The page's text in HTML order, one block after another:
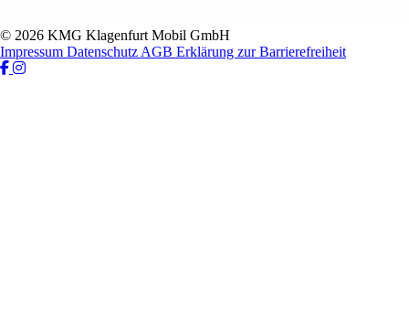
© 2026 KMG Klagenfurt Mobil GmbH
Impressum Datenschutz AGB Erklärung zur Barrierefreiheit